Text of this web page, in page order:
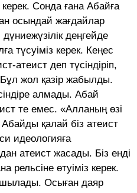
Сонда ғана Абайға
осындай жағдайлар
деңгейде
түсуіміз керек. Кеңес
атеист деп түсіндіріп,
жол қазір жабылды.
алмады. Абай
те емес. «Алланың өзі
қалай біз атеист
идеологияға
атеист жасады. Біз енді
рельсіне өтуіміз керек.
Осыған даяр